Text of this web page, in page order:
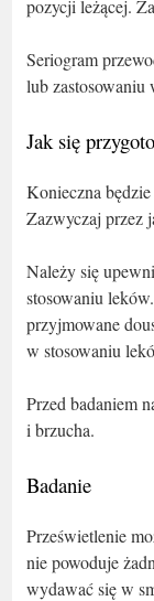
pozycji leżącej.
Seriogram
lub zastosowaniu
Jak się
Konieczna
Zazwyczaj przez
Należy się
stosowaniu
przyjmowane
w stosowaniu
Przed badaniem
i brzucha.
Badanie
Prześwietlenie
nie powoduje
wydawać się w